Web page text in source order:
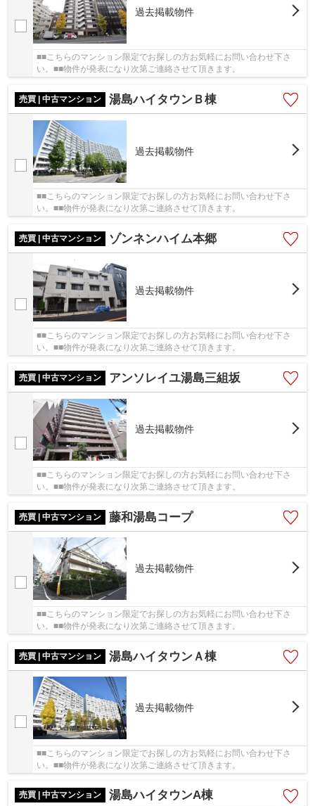
過去掲載物件
■■こちらのマンション限定でお探しの方お気軽にお問い合わせ下さ
い。■■物件が発表になり次第ご連絡させて頂きます。
売買 | 中古マンション 湯島ハイタウンＢ棟
過去掲載物件
■■こちらのマンション限定でお探しの方お気軽にお問い合わせ下さ
い。■■物件が発表になり次第ご連絡させて頂きます。
売買 | 中古マンション ゾンネンハイム本郷
過去掲載物件
■■こちらのマンション限定でお探しの方お気軽にお問い合わせ下さ
い。■■物件が発表になり次第ご連絡させて頂きます。
売買 | 中古マンション アンソレイユ湯島三組坂
過去掲載物件
■■こちらのマンション限定でお探しの方お気軽にお問い合わせ下さ
い。■■物件が発表になり次第ご連絡させて頂きます。
売買 | 中古マンション 藤和湯島コープ
過去掲載物件
■■こちらのマンション限定でお探しの方お気軽にお問い合わせ下さ
い。■■物件が発表になり次第ご連絡させて頂きます。
売買 | 中古マンション 湯島ハイタウンＡ棟
過去掲載物件
■■こちらのマンション限定でお探しの方お気軽にお問い合わせ下さ
い。■■物件が発表になり次第ご連絡させて頂きます。
売買 | 中古マンション 湯島ハイタウンA棟